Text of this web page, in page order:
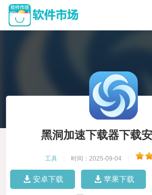
黑洞加速下载器下载
工具 时间：2025-09-04
安卓下载 苹果下载